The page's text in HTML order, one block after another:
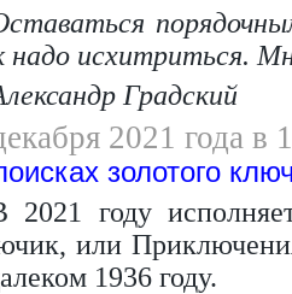
надо исхитриться.
Градский
2021 года в
золотого
2021 году
или
1936 году.